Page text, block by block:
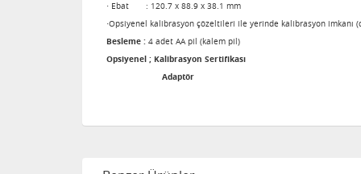
· Ebat : 120.7 x 88.9 x 38.1 mm
·Opsiyenel kalibrasyon çözeltileri ile yerinde kalibrasyon imkanı
Besleme : 4 adet AA pil (kalem pil)
Opsiyenel ; Kalibrasyon Sertifikası
Adaptör